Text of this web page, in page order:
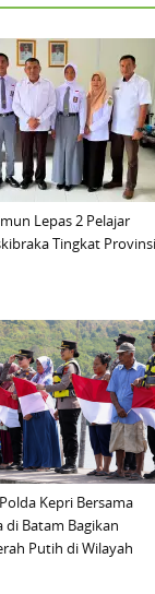
Lepas 2 Pelajar
Tingkat Provinsi
Kepri Bersama
di Batam Bagikan
Putih di Wilayah